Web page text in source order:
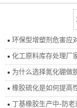
环保型增塑剂危害应
化工原料库存处理厂
为什么选择氮化硼做
橡胶硫化是如何提高
丁基橡胶生产中-防老